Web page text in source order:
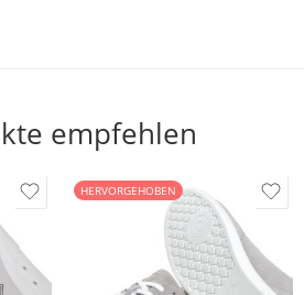
empfehlen
HERVORGEHOBEN